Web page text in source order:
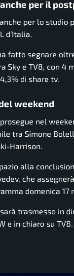
per il
per lo studio
d’Italia.
fatto segnare
Sky e TV8, con 4
di share tv.
weekend
nel
tra Simone
Harrison.
alla
che
domenica 17
trasmesso in
e in chiaro su TV8.